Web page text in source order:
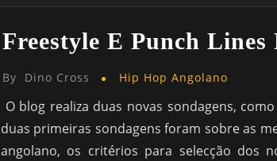
Freestyle E Punch Lines
By Dino Cross Hip Hop Angolano
O blog realiza duas novas sondagens,
duas primeiras sondagens foram sobre as
angolano, os critérios para selecção dos